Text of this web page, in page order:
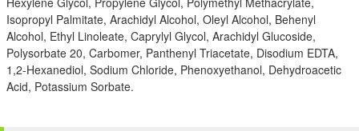
Isopropyl Palmitate, Arachidyl Alcohol, Oleyl Alcohol, Behenyl
Alcohol, Ethyl Linoleate, Caprylyl Glycol, Arachidyl Glucoside,
Polysorbate 20, Carbomer, Panthenyl Triacetate, Disodium EDTA,
1,2-Hexanediol, Sodium Chloride, Phenoxyethanol, Dehydroacetic
Acid, Potassium Sorbate.